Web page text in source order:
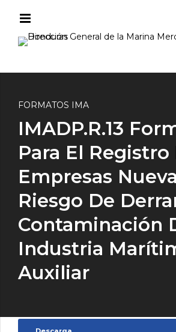
FORMATOS IMA
IMADP.R.13
Para El Registro
Empresas
Riesgo De
Contaminación
Industria
Auxiliar